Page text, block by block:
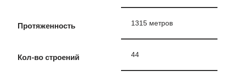
Протяженность 1315 метров
Кол-во строений 44